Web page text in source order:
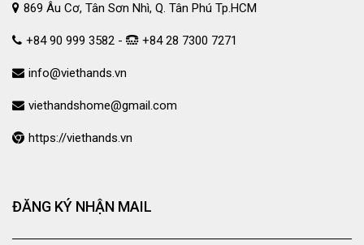
869 Âu Cơ, Tân Sơn Nhì, Q. Tân Phú Tp.HCM
+84 90 999 3582 - +84 28 7300 7271
info@viethands.vn
viethandshome@gmail.com
https://viethands.vn
ĐĂNG KÝ NHẬN MAIL